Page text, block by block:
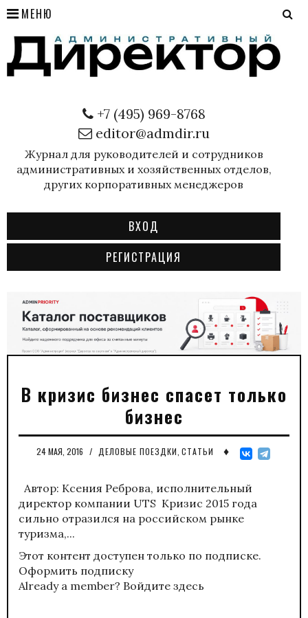
МЕНЮ
+7 (495) 969-8768
editor@admdir.ru
Журнал для руководителей и сотрудников
административных и хозяйственных отделов,
других корпоративных менеджеров
ВХОД
РЕГИСТРАЦИЯ
В кризис бизнес спасет только
бизнес
24 МАЯ, 2016 / ДЕЛОВЫЕ ПОЕЗДКИ СТАТЬИ ♦
Автор: Ксения Реброва, исполнительный
директор компании UTS Кризис 2015 года
сильно отразился на российском рынке
туризма,...
Этот контент доступен только по подписке.
Оформить подписку
Already a member? Войдите здесь